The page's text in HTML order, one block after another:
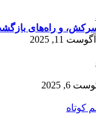
و راه‌های
آگوست 11, 2025
6, 2025
کوتاه